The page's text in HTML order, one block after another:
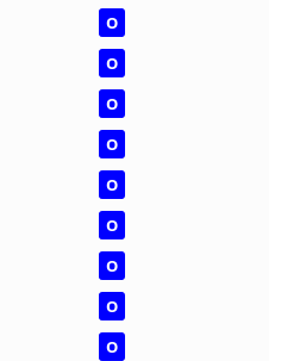
O
O
O
O
O
O
O
O
O